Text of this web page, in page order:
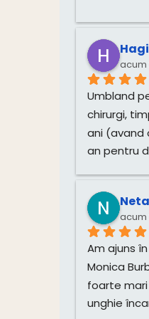
destins si
unghiile
Mulțumesc
Monica
minunat in
drept
diplomelor
probleme,
contactați
acum
Umbland
chirurgi,
ani (avand
an pentru
medicala).
prima vizita
urmand cu
primite, nu
aceasta
durata
acum
Am ajuns
Monica
foarte
unghie